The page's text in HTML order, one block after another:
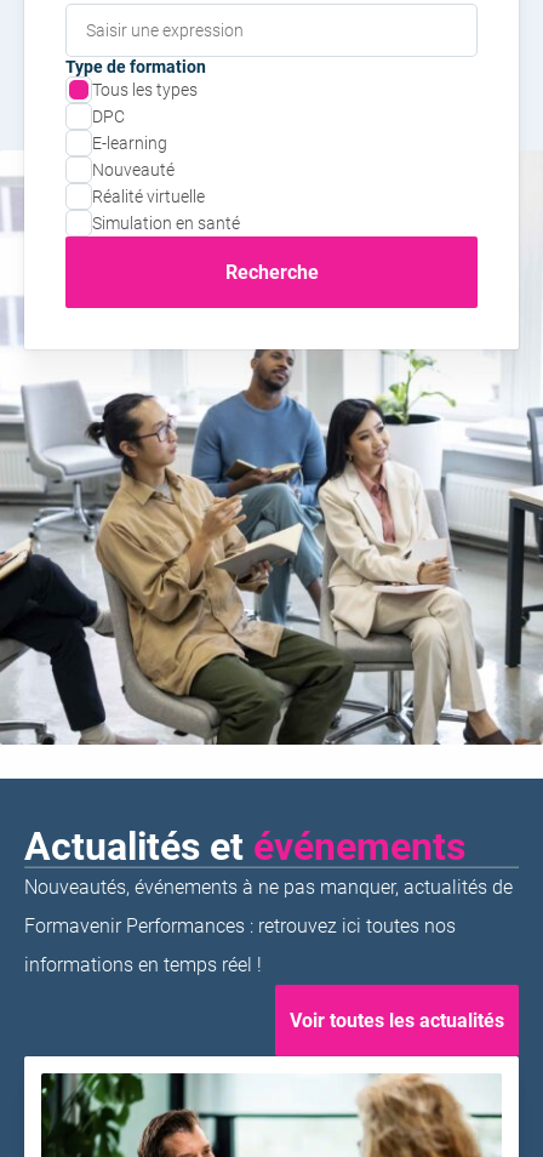
Type de formation
Tous les types
DPC
E-learning
Nouveauté
Réalité virtuelle
Simulation en santé
Actualités et événements
Nouveautés, événements à ne pas manquer, actualités de
Formavenir Performances : retrouvez ici toutes nos
informations en temps réel !
Voir toutes les actualités